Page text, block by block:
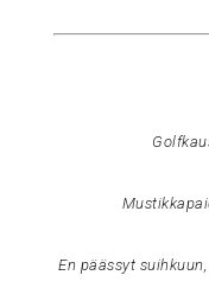
En päässyt